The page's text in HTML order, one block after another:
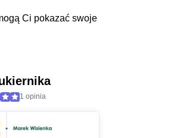
Ci pokazać swoje
1 opinia